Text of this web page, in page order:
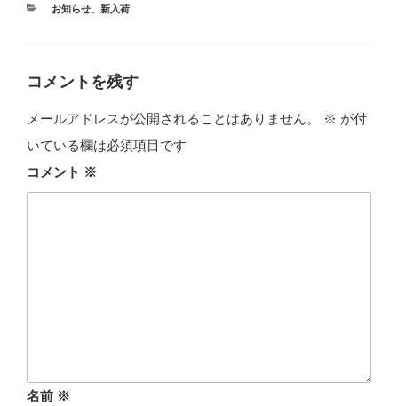
カ
お知らせ、 新入荷
コメントを残す
メールアドレスが公開されることはありません。 ※ が付
いている欄は必須項目です
コメント ※
名前 ※